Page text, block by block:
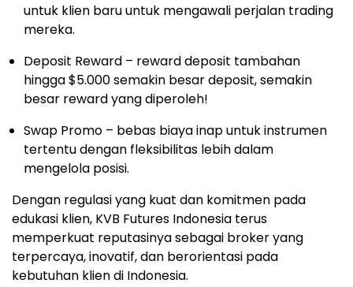
untuk klien baru untuk mengawali perjalan trading
mereka.
Deposit Reward – reward deposit tambahan
hingga$5.000semakin besar deposit, semakin
besar reward yang diperoleh!
Swap Promo – bebas biaya inap untuk instrumen
tertentu dengan fleksibilitas lebih dalam
mengelola posisi.
Dengan regulasi yang kuat dan komitmen pada
edukasi klien, KVB Futures Indonesia terus
memperkuat reputasinya sebagai broker yang
terpercaya, inovatif, dan berorientasi pada
kebutuhan klien di Indonesia.